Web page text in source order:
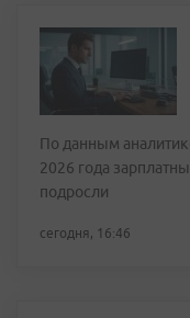
По данным
2026 года
подросли
сегодня, 16:46